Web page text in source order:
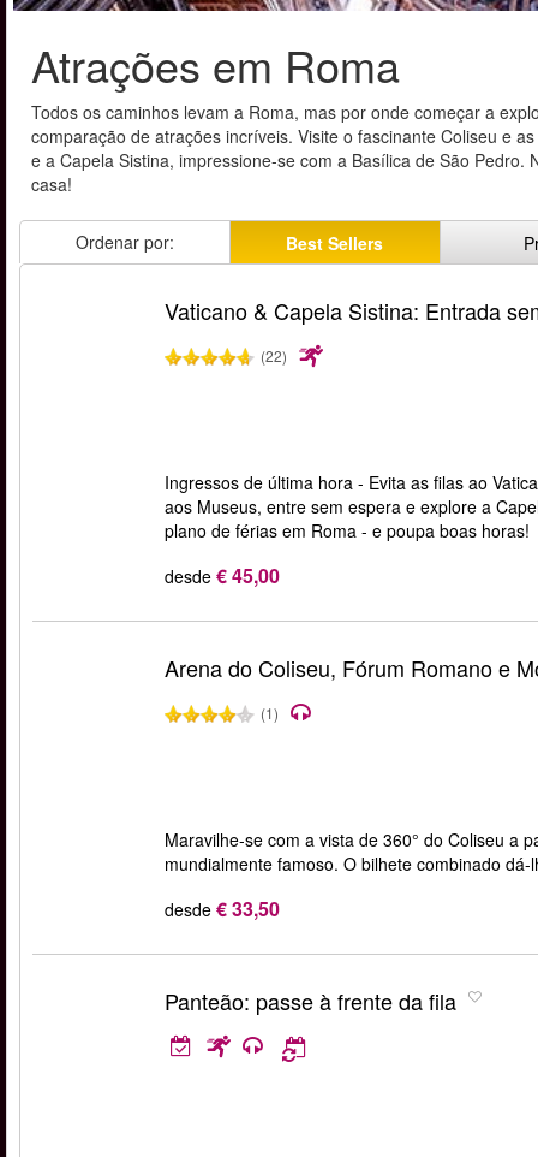
Atrações em Roma
Todos os caminhos levam a Roma, mas por onde começar a
comparação de atrações incríveis. Visite o fascinante Coliseu e
e a Capela Sistina, impressione-se com a Basílica de São
casa!
Ordenar por: Best Sellers
Vaticano & Capela Sistina: Entrada
(22)
Ingressos de última hora - Evita as filas ao
aos Museus, entre sem espera e explore a
plano de férias em Roma - e poupa boas horas!
desde € 45,00
Arena do Coliseu, Fórum Romano e
(1)
Maravilhe-se com a vista de 360° do Coliseu a
mundialmente famoso. O bilhete combinado
desde € 33,50
Panteão: passe à frente da fila